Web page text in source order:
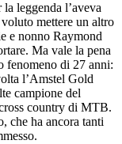
leggenda l’aveva
mettere un altro
e nonno Raymond
Ma vale la pena
fenomeno di 27 anni:
l’Amstel Gold
campione del
country di MTB.
che ha ancora tanti